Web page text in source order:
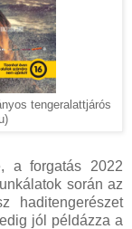
tengeralattjárós
a forgatás 2022
során az
haditengerészet
jól példázza a